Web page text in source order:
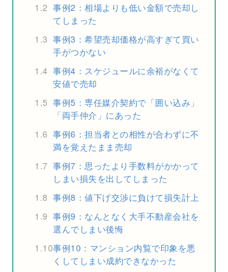
1.2 事例2：相場よりも低い金額で売却し
てしまった
1.3 事例3：希望売却価格が高すぎて買い
手がつかない
1.4 事例4：スケジュールに余裕がなくて
安値で売却
1.5 事例5：専任媒介契約で「囲い込み」
「両手仲介」にあった
1.6 事例6：担当者との相性が合わずに不
満を覚えたまま売却
1.7 事例7：思ったより手数料がかかって
しまい損失を出してしまった
1.8 事例8：値下げ交渉に負けて損失計上
1.9 事例9：なんとなく大手不動産会社を
選んでしまい後悔
1.10事例10：マンション内覧で印象を悪
くしてしまい成約できなかった